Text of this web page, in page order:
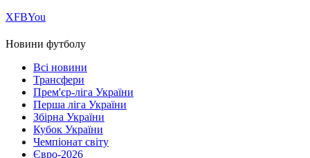
ХFBYou
Новини футболу
Всі новини
Трансфери
Прем'єр-ліга України
Перша ліга України
Збірна України
Кубок України
Чемпіонат світу
Євро-2026